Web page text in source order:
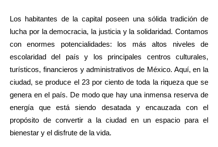
Los habitantes de la capital poseen una sólida tradición de
lucha por la democracia, la justicia y la solidaridad. Contamos
con enormes potencialidades: los más altos niveles de
escolaridad del país y los principales centros culturales,
turísticos, financieros y administrativos de México. Aquí, en la
ciudad, se produce el 23 por ciento de toda la riqueza que se
genera en el país. De modo que hay una inmensa reserva de
energía que está siendo desatada y encauzada con el
propósito de convertir a la ciudad en un espacio para el
bienestar y el disfrute de la vida.